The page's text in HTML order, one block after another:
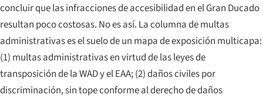
concluir que las infracciones de accesibilidad en el Gran Ducado
resultan poco costosas. No es así. La columna de multas
administrativas es el suelo de un mapa de exposición multicapa:
(1) multas administrativas en virtud de las leyes de
transposición de la WAD y el EAA; (2) daños civiles por
discriminación, sin tope conforme al derecho de daños